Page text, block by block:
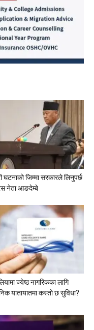
घटनाको जिम्मा सरकारले लिनुपर्छ
नेता आङदेम्बे
ज्येष्ठ नागरिकका लागि
यातायातमा कस्तो छ सुविधा?